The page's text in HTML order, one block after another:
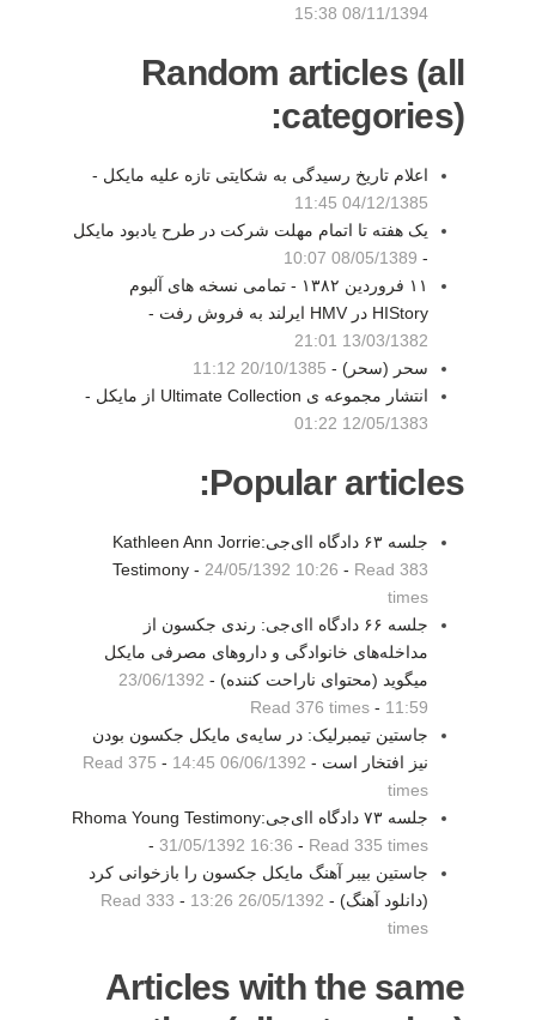
08/11/1394 15:38
Random articles (all
categories):
اعلام تاریخ رسیدگی به شکایتی تازه علیه مایکل -
04/12/1385 11:45
یک هفته تا اتمام مهلت شرکت در طرح یادبود مایکل
-
08/05/1389 10:07
۱۱ فروردین ۱۳۸۲ - تمامی نسخه های آلبوم
HIStory در HMV ایرلند به فروش رفت -
13/03/1382 21:01
سحر (سحر) - 20/10/1385 11:12
انتشار مجموعه ی Ultimate Collection از مایکل -
12/05/1383 01:22
Popular articles:
جلسه ۶۳ دادگاه اای‌جی:Kathleen Ann Jorrie
Testimony - 24/05/1392 10:26 - Read 383
times
جلسه ۶۶ دادگاه اای‌جی: رندی جکسون از
مداخله‌های خانوادگی و داروهای مصرفی مایکل
میگوید (محتوای ناراحت کننده) - 23/06/1392
11:59
-
Read 376 times
جاستین تیمبرلیک: در سایه‌ی مایکل جکسون بودن
نیز افتخار است - 06/06/1392 14:45
-
Read 375
times
جلسه ۷۳ دادگاه اای‌جی:Rhoma Young Testimony
-31/05/1392 16:36 - Read 335 times
جاستین بیبر آهنگ مایکل جکسون را بازخوانی کرد
(دانلود آهنگ) - 26/05/1392 13:26
-
Read 333
times
Articles with the same